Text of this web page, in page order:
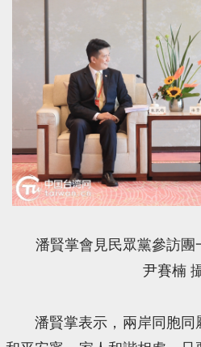
潘賢掌會見民眾黨參訪
尹賽楠 攝
潘賢掌表示，兩岸同胞同